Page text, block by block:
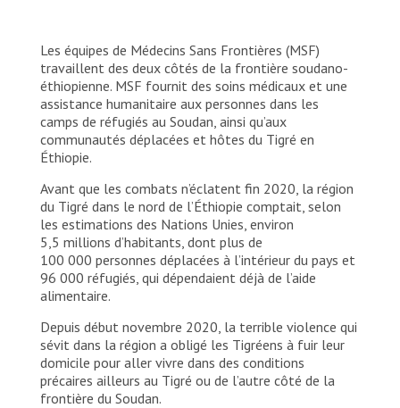
MSF l'entrepôt. Un cadeau qui en dit long.
Nous recrutons : Logisticien ou logisticienne
technique
The Hamadayet border crossing, where refugees
from Ethiopia cross the river into Sudan. New
arrivals take whatever belongings they can carry
with them, some have their livestock’s and others
left with nothing.
Les équipes de Médecins Sans Frontières (MSF)
travaillent des deux côtés de la frontière soudano-
éthiopienne. MSF fournit des soins médicaux et une
assistance humanitaire aux personnes dans les
camps de réfugiés au Soudan, ainsi qu’aux
communautés déplacées et hôtes du Tigré en
Éthiopie.
Avant que les combats n’éclatent fin 2020, la région
du Tigré dans le nord de l’Éthiopie comptait, selon
les estimations des Nations Unies, environ
5,5 millions d’habitants, dont plus de
100 000 personnes déplacées à l’intérieur du pays et
96 000 réfugiés, qui dépendaient déjà de l’aide
alimentaire.
Depuis début novembre 2020, la terrible violence qui
sévit dans la région a obligé les Tigréens à fuir leur
domicile pour aller vivre dans des conditions
précaires ailleurs au Tigré ou de l’autre côté de la
frontière du Soudan.